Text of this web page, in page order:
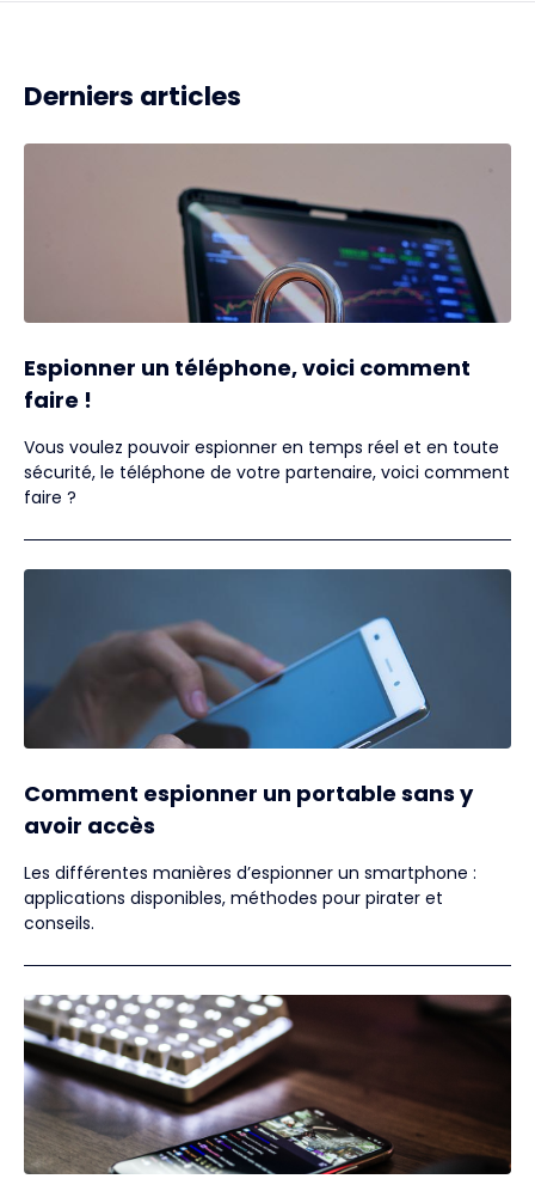
Derniers articles
Espionner un téléphone, voici comment
faire !
Vous voulez pouvoir espionner en temps réel et en toute
sécurité, le téléphone de votre partenaire, voici comment
faire ?
Comment espionner un portable sans y
avoir accès
Les différentes manières d’espionner un smartphone :
applications disponibles, méthodes pour pirater et
conseils.